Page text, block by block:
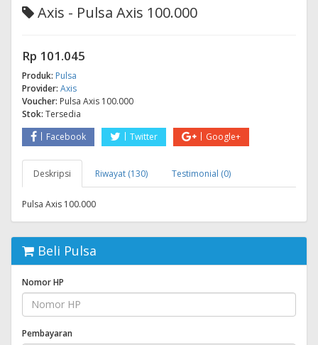
Axis - Pulsa Axis 100.000
Rp 101.045
Produk: Pulsa
Provider: Axis
Voucher: Pulsa Axis 100.000
Stok: Tersedia
Facebook
Twitter Google+
Deskripsi Riwayat (130) Testimonial (0)
Pulsa Axis 100.000
Beli Pulsa
Nomor HP
Pembayaran